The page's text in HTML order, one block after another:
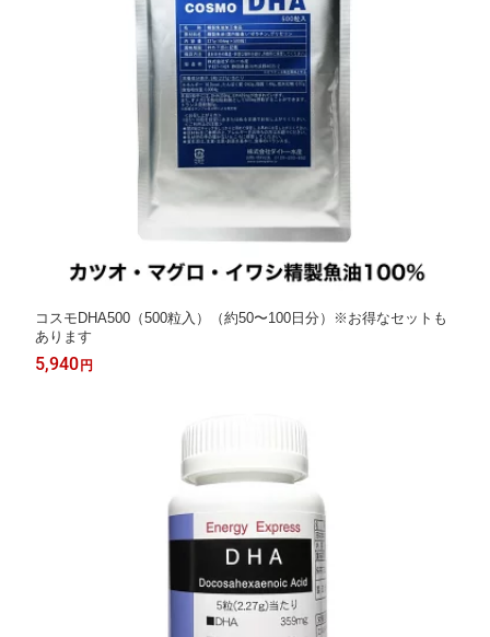
コスモDHA500（500粒入）（約50〜100日分）※お得なセットも
あります
5,940円